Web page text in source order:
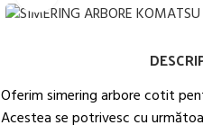
Oferim simering arbore cotit
Acestea se potrivesc cu